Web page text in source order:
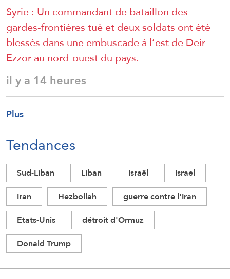
Syrie : Un commandant de bataillon des
gardes-frontières tué et deux soldats ont été
blessés dans une embuscade à l’est de Deir
Ezzor au nord-ouest du pays.
il y a 14 heures
Plus
Tendances
Sud-Liban Liban Israël
Israel
Iran
Hezbollah
guerre contre l'Iran
Etats-Unis
détroit d'Ormuz
Donald Trump